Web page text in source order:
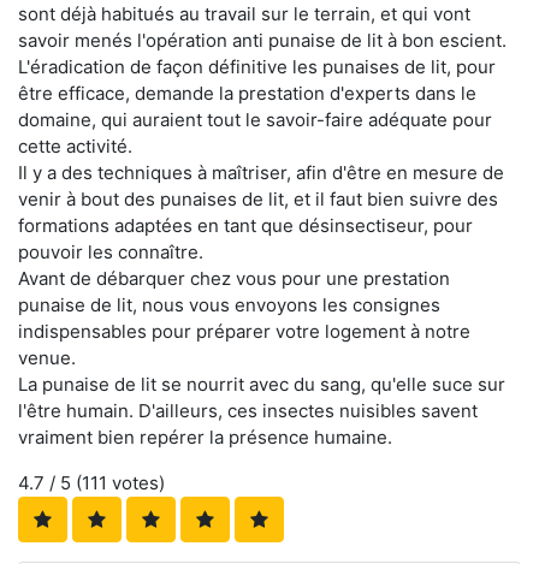
sont déjà habitués au travail sur le terrain, et qui vont
savoir menés l'opération anti punaise de lit à bon escient.
L'éradication de façon définitive les punaises de lit, pour
être efficace, demande la prestation d'experts dans le
domaine, qui auraient tout le savoir-faire adéquate pour
cette activité.
Il y a des techniques à maîtriser, afin d'être en mesure de
venir à bout des punaises de lit, et il faut bien suivre des
formations adaptées en tant que désinsectiseur, pour
pouvoir les connaître.
Avant de débarquer chez vous pour une prestation
punaise de lit, nous vous envoyons les consignes
indispensables pour préparer votre logement à notre
venue.
La punaise de lit se nourrit avec du sang, qu'elle suce sur
l'être humain. D'ailleurs, ces insectes nuisibles savent
vraiment bien repérer la présence humaine.
4.7 / 5 (111 votes)